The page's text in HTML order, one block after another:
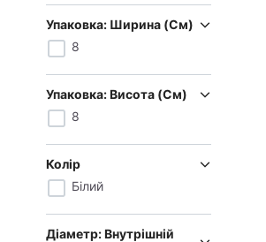
Упаковка: Ширина (см)
8
Упаковка: Висота (см)
8
Колір
Білий
Діаметр: Внутрішній